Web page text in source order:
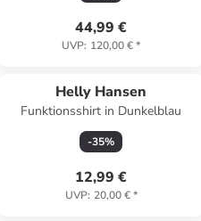
44,99 €
UVP: 120,00 €*
Helly Hansen
Funktionsshirt in Dunkelblau
-35%
12,99 €
UVP: 20,00 €*